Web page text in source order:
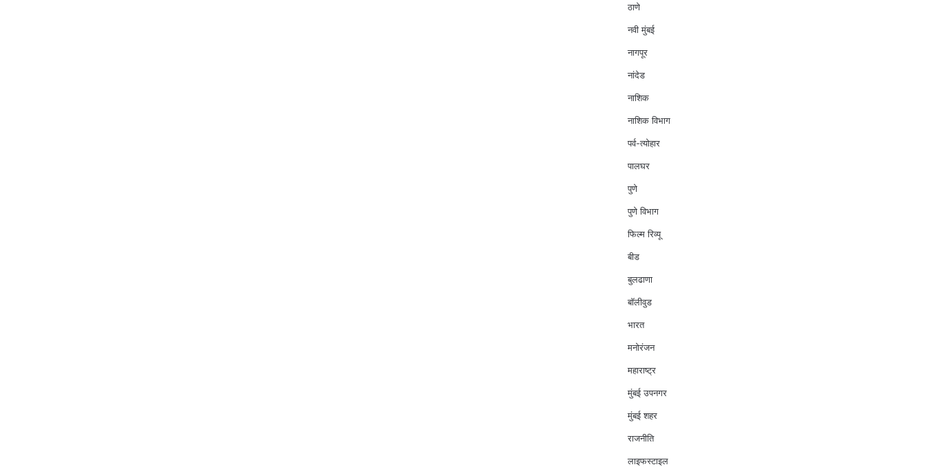
ठाणे
नवी मुंबई
नागपूर
नांदेड
नाशिक
नाशिक विभाग
पर्व-त्योहार
पालघर
पुणे
पुणे विभाग
फिल्म रिव्यू
बीड
बुलढाणा
बॉलीवुड
भारत
मनोरंजन
महाराष्ट्र
मुंबई उपनगर
मुंबई शहर
राजनीति
लाइफस्टाइल